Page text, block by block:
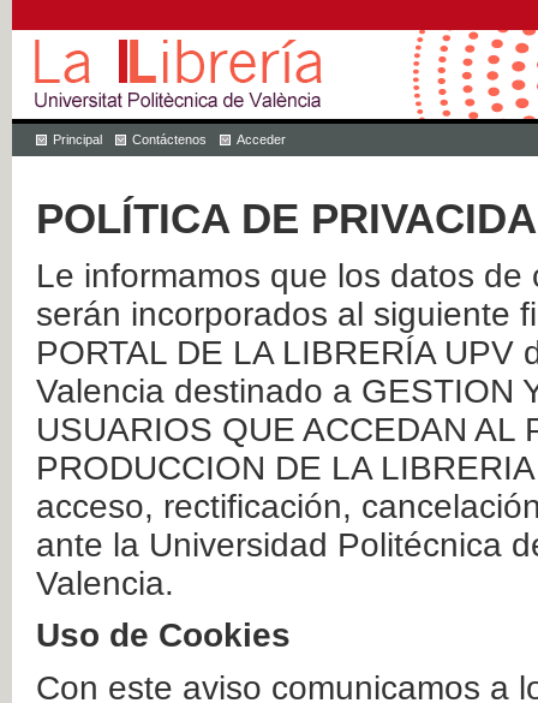
Principal Contáctenos Acceder
POLÍTICA DE
Le informamos que los datos
serán incorporados al siguiente
PORTAL DE LA LIBRERÍA
Valencia destinado a GESTION
USUARIOS QUE ACCEDAN AL
PRODUCCION DE LA
acceso, rectificación,
ante la Universidad Politécnica
Valencia.
Uso de Cookies
Con este aviso comunicamos a